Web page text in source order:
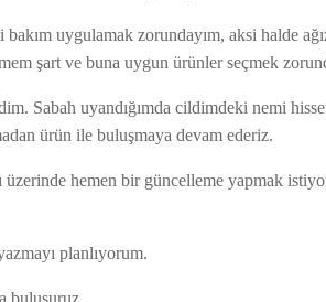
uygulamak zorundayım, aksi halde
şart ve buna uygun ürünler seçmek
Sabah uyandığımda cildimdeki nemi
ürün ile buluşmaya devam ederiz.
hemen bir güncelleme yapmak
planlıyorum.
buluşuruz.